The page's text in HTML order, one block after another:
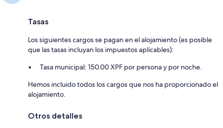
Tasas
Los siguientes cargos se pagan en el alojamiento (es posible
que las tasas incluyan los impuestos aplicables):
Tasa municipal: 150.00 XPF por persona y por noche.
Hemos incluido todos los cargos que nos ha proporcionado el
alojamiento.
Otros detalles